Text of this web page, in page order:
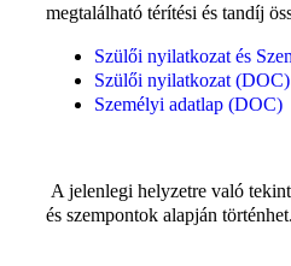
megtalálható térítési és tandíj
Szülői nyilatkozat és
Szülői nyilatkozat (DOC)
Személyi adatlap (DOC)
A jelenlegi helyzetre való
és szempontok alapján történhet.